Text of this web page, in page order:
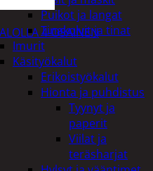
Puikot ja langat
Tinakolvit ja tinat
Imurit
Käsityökalut
Erikoistyökalut
Hionta ja puhdistus
Tyynyt ja
paperit
Viilat ja
teräsharjat
4-OSAINEN